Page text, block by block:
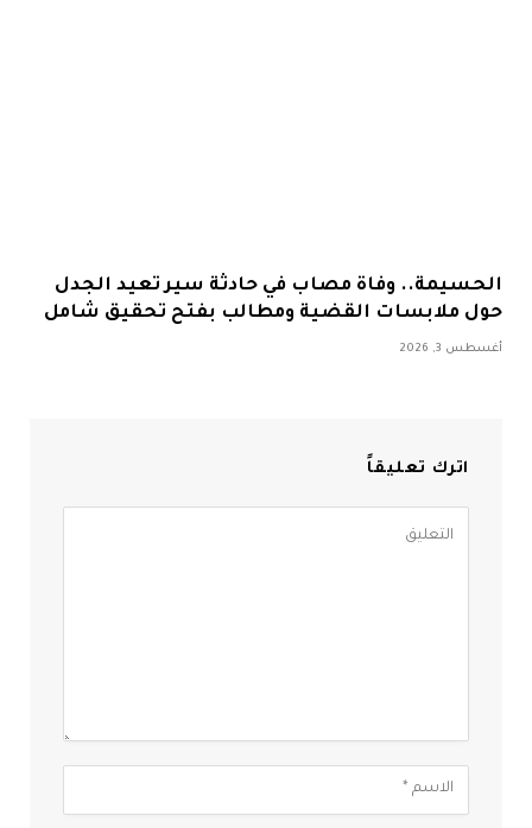
الحسيمة.. وفاة مصاب في حادثة سير تعيد الجدل
حول ملابسات القضية ومطالب بفتح تحقيق شامل
أغسطس 3, 2026
اترك تعليقاً